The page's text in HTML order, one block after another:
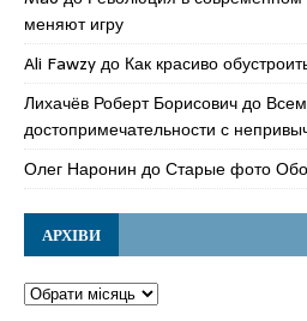
меняют игру
Ali Fawzyдо Как красиво
Лихачёв Роберт Борисовичдо
достопримечательности с
Олег Наронин доСтарые фото
АРХІВИ